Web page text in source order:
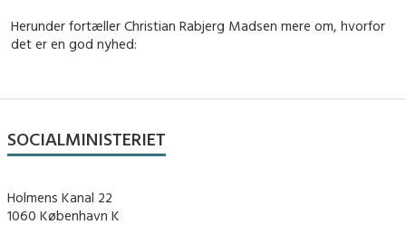
Herunder fortæller Christian Rabjerg Madsen mere om, hvorfor
det er en god nyhed:
SOCIALMINISTERIET
Holmens Kanal 22
1060 København K